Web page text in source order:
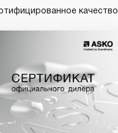
качество